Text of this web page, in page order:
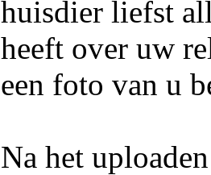
huisdier liefst
heeft over uw
een foto van u
Na het